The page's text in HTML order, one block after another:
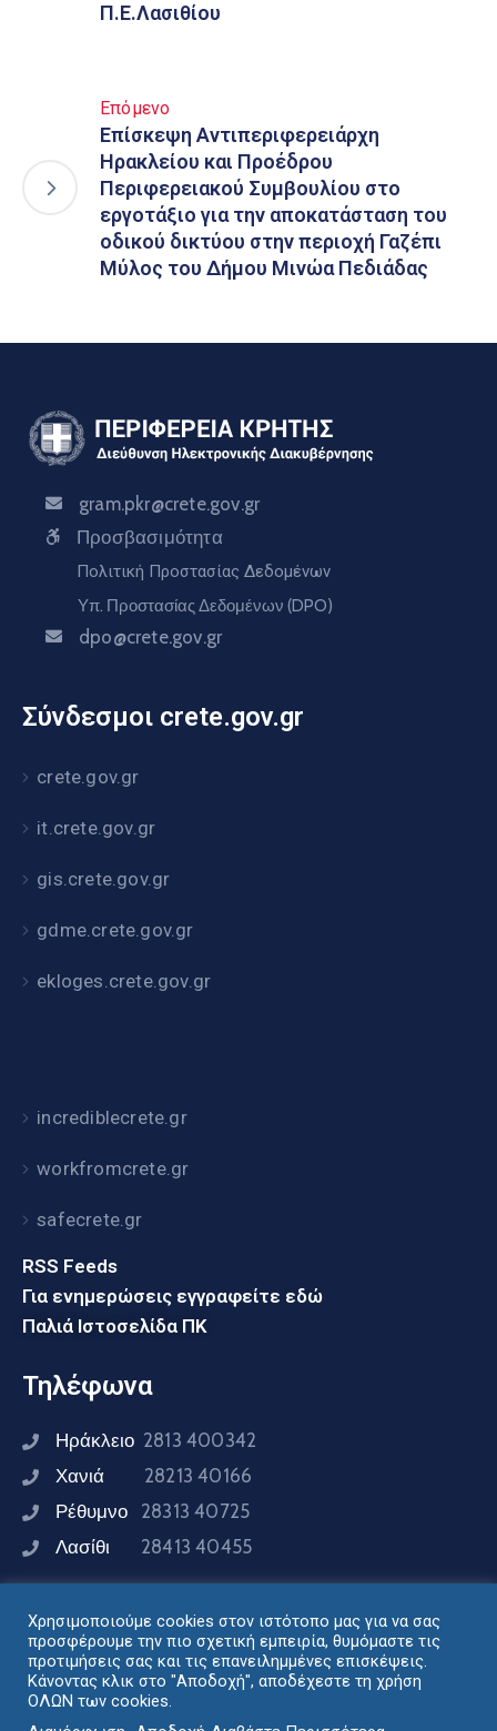
Π.Ε.Λασιθίου
Επόμενο
Επίσκεψη Αντιπεριφερειάρχη
Ηρακλείου και Προέδρου
Περιφερειακού Συμβουλίου στο
εργοτάξιο για την αποκατάσταση του
οδικού δικτύου στην περιοχή Γαζέπι
Μύλος του Δήμου Μινώα Πεδιάδας
gram.pkr@crete.gov.gr
Προσβασιμότητα
Πολιτική Προστασίας Δεδομένων
Υπ. Προστασίας Δεδομένων (DPO)
dpo@crete.gov.gr
Σύνδεσμοι crete.gov.gr
crete.gov.gr
it.crete.gov.gr
gis.crete.gov.gr
gdme.crete.gov.gr
ekloges.crete.gov.gr
incrediblecrete.gr
workfromcrete.gr
safecrete.gr
RSS Feeds
Για ενημερώσεις εγγραφείτε εδώ
Παλιά Ιστοσελίδα ΠΚ
Τηλέφωνα
Ηράκλειο 2813 400342
Χανιά 28213 40166
Ρέθυμνο 28313 40725
Λασίθι 28413 40455
Συνδεθείτε μαζί μας
Σχεδιασμός - Ανάπτυξη: Διεύθυνση Ηλεκτρονικής
Χρησιμοποιούμε cookies στον ιστότοπο μας για να σας
προσφέρουμε την πιο σχετική εμπειρία, θυμόμαστε τις
προτιμήσεις σας και τις επανειλημμένες επισκέψεις.
Κάνοντας κλικ στο "Αποδοχή", αποδέχεστε τη χρήση
ΟΛΩΝ των cookies.